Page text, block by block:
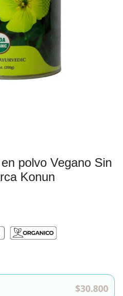
polvo Vegano Sin
Konun
$30.800